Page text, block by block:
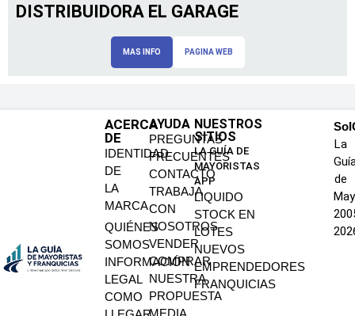
DISTRIBUIDORA EL GARAGE
MAS INFO PAGINA WEB
ACERCA
DE
IDENTIDAD
DE
LA
MARCA
QUIÉNES
SOMOS
INFORMACIÓN
LEGAL
COMO
AYUDA
PREGUNTAS
FRECUENTES
CONTACTO
TRABAJA
CON
NOSOTROS
VENDER
COMPRAR
NUESTRA
PROPUESTA
MEDIA
NUESTROS
SITIOS
LA GUÍA DE
MAYORISTAS
APP
LIQUIDO
STOCK EN
LOTES
NUEVOS
EMPRENDEDORES
FRANQUICIAS
La
de